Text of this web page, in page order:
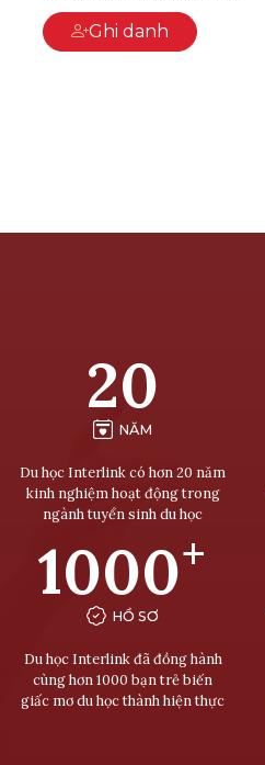
Ghi danh
20
NĂM
Du học Interlink có hơn 20 năm
kinh nghiệm hoạt động trong
ngành tuyển sinh du học
1000+
HỒ SƠ
Du học Interlink đã đồng hành
cùng hơn 1000 bạn trẻ biến
giấc mơ du học thành hiện thực